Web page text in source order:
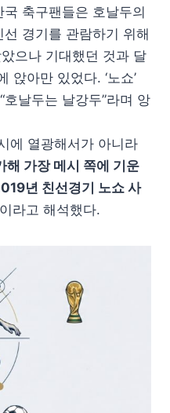
축구팬들은 호날두의
경기를 관람하기 위해
으나 기대했던 것과 달
앉아만 있었다. ‘노쇼’
날두는 날강두”라며 앙
에 열광해서가 아니라
해 가장 메시 쪽에 기운
년 친선경기 노쇼 사
라고 해석했다.